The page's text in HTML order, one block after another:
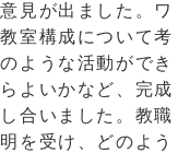
見が出ました。ワ
室構成について考
ような活動ができ
よいかなど、完成
合いました。教職
を受け、どのよう